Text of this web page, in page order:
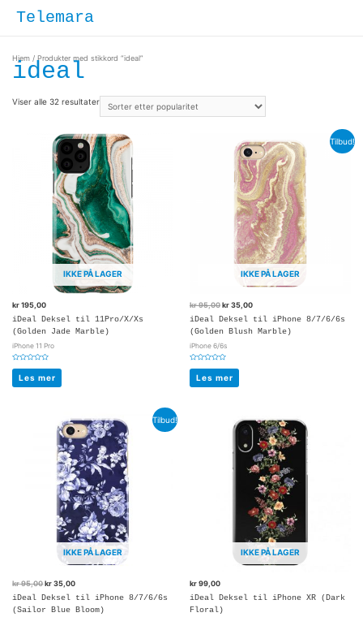
Telemara
Hjem / Produkter med stikkord “ideal”
ideal
Viser alle 32 resultater
IKKE PÅ LAGER
kr195,00
iDeal Deksel til 11Pro/X/Xs
(Golden Jade Marble)
iPhone 11 Pro
av
5
Les mer
Tilbud!
IKKE PÅ LAGER
kr95,00kr35,00
iDeal Deksel til iPhone 8/7/6/6s
(Golden Blush Marble)
iPhone 6/6s
av
5
Les mer
Tilbud!
IKKE PÅ LAGER
kr95,00kr35,00
iDeal Deksel til iPhone 8/7/6/6s
(Sailor Blue Bloom)
IKKE PÅ LAGER
kr99,00
iDeal Deksel til iPhone XR (Dark
Floral)